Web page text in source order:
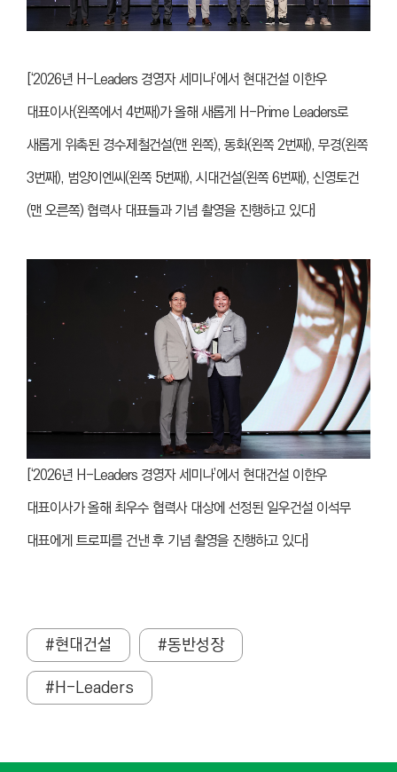
[‘2026년 H-Leaders 경영자 세미나’에서 현대건설 이한우
대표이사(왼쪽에서 4번째)가 올해 새롭게 H-Prime Leaders로
새롭게 위촉된 경수제철건설(맨 왼쪽), 동화(왼쪽 2번째), 무경(왼쪽
3번째), 범양이엔씨(왼쪽 5번째), 시대건설(왼쪽 6번째), 신영토건
(맨 오른쪽) 협력사 대표들과 기념 촬영을 진행하고 있다]
[‘2026년 H-Leaders 경영자 세미나’에서 현대건설 이한우
대표이사가 올해 최우수 협력사 대상에 선정된 일우건설 이석무
대표에게 트로피를 건낸 후 기념 촬영을 진행하고 있다]
#현대건설
#동반성장
#H-Leaders